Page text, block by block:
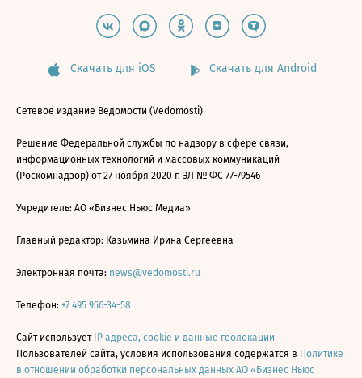
Скачать для iOS Скачать для Android
Сетевое издание Ведомости (Vedomosti)
Решение Федеральной службы по надзору в сфере связи,
информационных технологий и массовых коммуникаций
(Роскомнадзор) от 27 ноября 2020 г. ЭЛ № ФС 77-79546
Учредитель: АО «Бизнес Ньюс Медиа»
Главный редактор: Казьмина Ирина Сергеевна
Электронная почта: news@vedomosti.ru
Телефон: +7 495 956-34-58
Сайт использует IP адреса, cookie и данные геолокации
Пользователей сайта, условия использования содержатся в Политике
в отношении обработки персональных данных АО «Бизнес Ньюс